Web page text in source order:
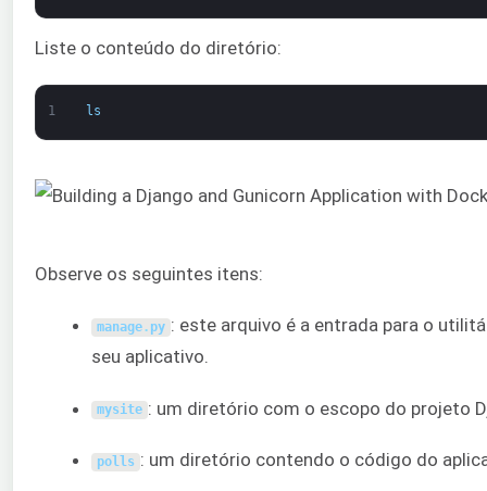
Liste o conteúdo do diretório:
1 ls
Observe os seguintes itens:
manage. py : este arquivo é a entrada para o
seu aplicativo.
mysite : um diretório com o escopo do projeto
polls : um diretório contendo o código do